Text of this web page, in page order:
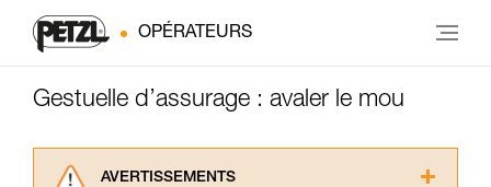
OPÉRATEURS
Gestuelle d’assurage : avaler le mou
AVERTISSEMENTS